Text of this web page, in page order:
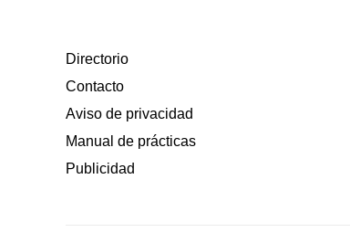
Directorio
Contacto
Aviso de privacidad
Manual de prácticas
Publicidad